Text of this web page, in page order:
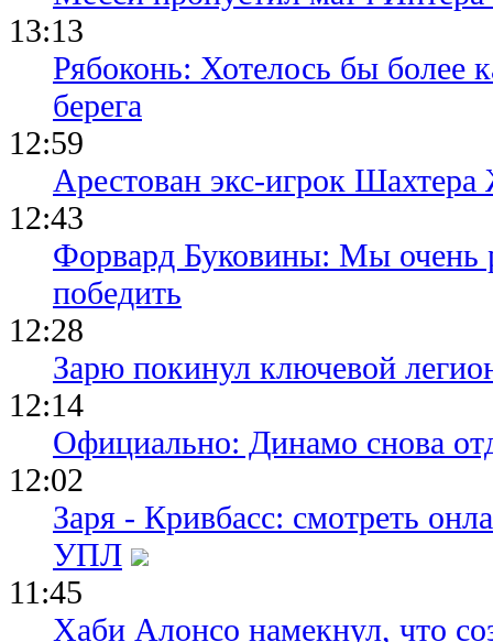
13:13
Рябоконь: Хотелось бы более
берега
12:59
Арестован экс-игрок
12:43
Форвард Буковины: Мы очень
победить
12:28
Зарю покинул ключевой
12:14
Официально: Динамо снова
12:02
Заря - Кривбасс: смотреть
УПЛ
11:45
Хаби Алонсо намекнул, что